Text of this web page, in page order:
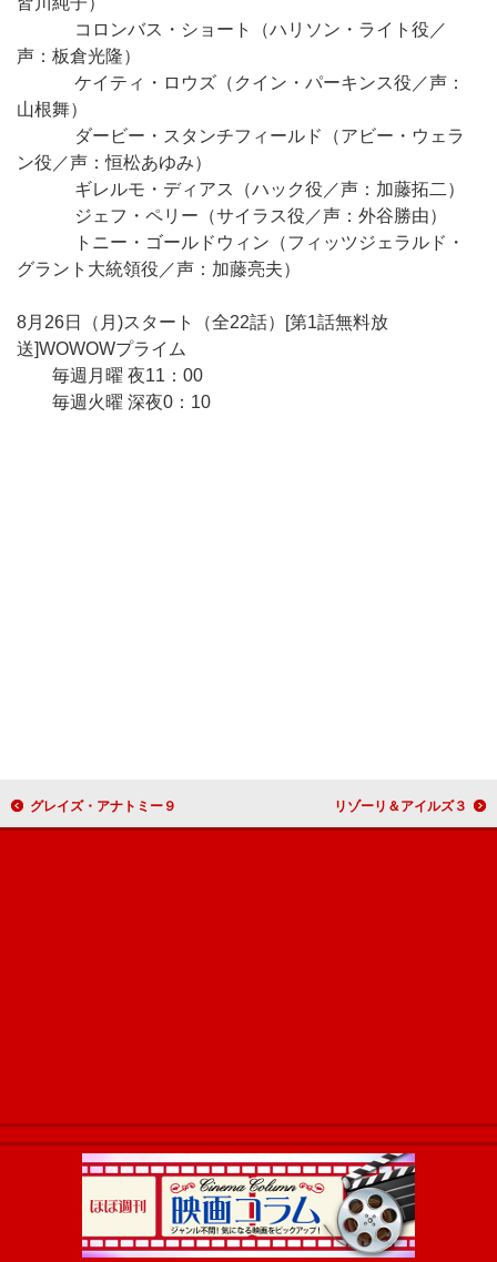
コロンバス・ショート（ハリソン・ライト役／
声：板倉光隆）
ケイティ・ロウズ（クイン・パーキンス役／声：
山根舞）
ダービー・スタンチフィールド（アビー・ウェラ
ン役／声：恒松あゆみ）
ギレルモ・ディアス（ハック役／声：加藤拓二）
ジェフ・ペリー（サイラス役／声：外谷勝由）
トニー・ゴールドウィン（フィッツジェラルド・
グラント大統領役／声：加藤亮夫）
8月26日（月)スタート（全22話）[第1話無料放
送]WOWOWプライム
毎週月曜 夜11：00
毎週火曜 深夜0：10
グレイズ・アナトミー９ リゾーリ＆アイルズ３